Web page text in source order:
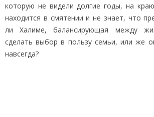
которую не видели долгие годы, на
находится в смятении и не знает, что
ли Халиме, балансирующая между
сделать выбор в пользу семьи, или же
навсегда?